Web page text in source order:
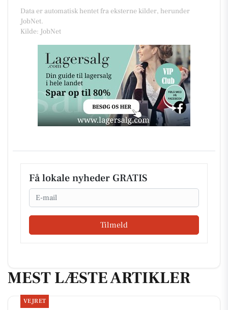
Data er automatisk hentet fra eksterne kilder, herunder
JobNet.
Kilde: JobNet
Få lokale nyheder GRATIS
Email
Tilmeld
MEST LÆSTE ARTIKLER
VEJRET